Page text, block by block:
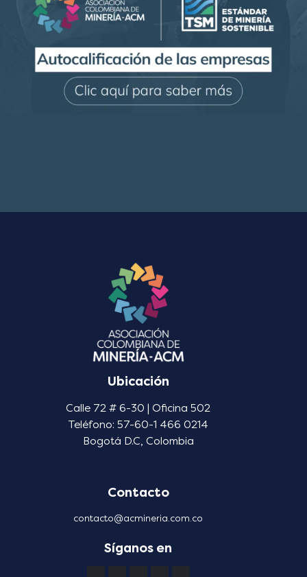
Ubicación
Calle 72 # 6-30 | Oficina 502
Teléfono: 57-60-1 466 0214
Bogotá D.C, Colombia
Contacto
contacto@acmineria.com.co
Síganos en